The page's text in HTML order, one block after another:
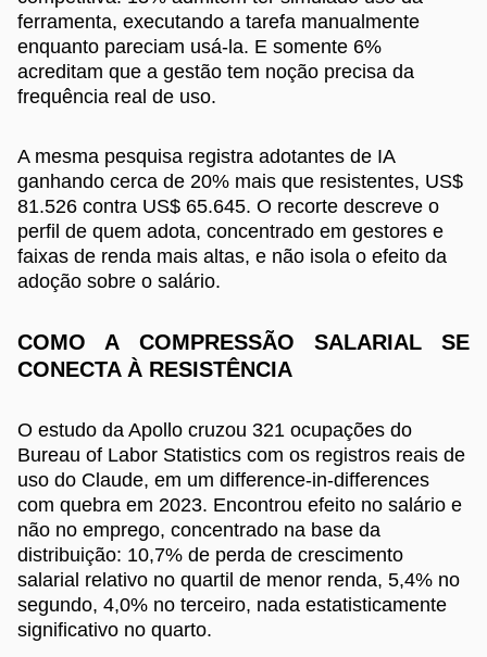
ferramenta, executando a tarefa manualmente
enquanto pareciam usá-la. E somente 6%
acreditam que a gestão tem noção precisa da
frequência real de uso.
A mesma pesquisa registra adotantes de IA
ganhando cerca de 20% mais que resistentes, US$
81.526 contra US$ 65.645. O recorte descreve o
perfil de quem adota, concentrado em gestores e
faixas de renda mais altas, e não isola o efeito da
adoção sobre o salário.
COMO A COMPRESSÃO SALARIAL SE
CONECTA À RESISTÊNCIA
O estudo da Apollo cruzou 321 ocupações do
Bureau of Labor Statistics com os registros reais de
uso do Claude, em um difference-in-differences
com quebra em 2023. Encontrou efeito no salário e
não no emprego, concentrado na base da
distribuição: 10,7% de perda de crescimento
salarial relativo no quartil de menor renda, 5,4% no
segundo, 4,0% no terceiro, nada estatisticamente
significativo no quarto.